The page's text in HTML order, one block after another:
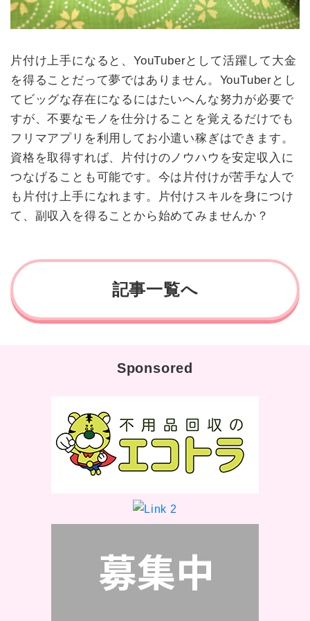
片付け上手になると、YouTuberとして活躍して大金
を得ることだって夢ではありません。YouTuberとし
てビッグな存在になるにはたいへんな努力が必要で
すが、不要なモノを仕分けることを覚えるだけでも
フリマアプリを利用してお小遣い稼ぎはできます。
資格を取得すれば、片付けのノウハウを安定収入に
つなげることも可能です。今は片付けが苦手な人で
も片付け上手になれます。片付けスキルを身につけ
て、副収入を得ることから始めてみませんか？
記事一覧へ
Sponsored